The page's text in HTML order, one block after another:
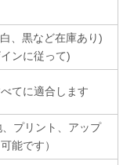
、黒など在庫あり)
ンに従って)
てに適合します
プリント、アップ
能です）